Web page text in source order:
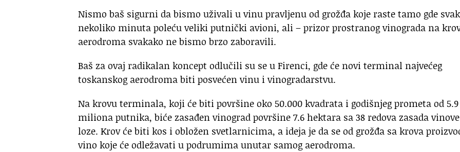
Nismo baš sigurni da bismo uživali u vinu pravljenu od grožđa koje raste tamo gde
nekoliko minuta poleću veliki putnički avioni, ali – prizor prostranog vinograda na
aerodroma svakako ne bismo brzo zaboravili.
Baš za ovaj radikalan koncept odlučili su se u Firenci, gde će novi terminal najvećeg
toskanskog aerodroma biti posvećen vinu i vinogradarstvu.
Na krovu terminala, koji će biti površine oko 50.000 kvadrata i godišnjeg prometa od 5.9
miliona putnika, biće zasađen vinograd površine 7.6 hektara sa 38 redova zasada vinove
loze. Krov će biti kos i obložen svetlarnicima, a ideja je da se od grožđa sa krova
vino koje će odležavati u podrumima unutar samog aerodroma.